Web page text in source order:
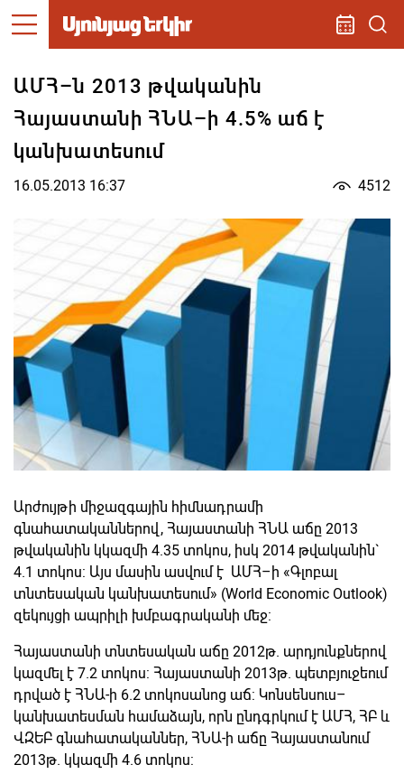
ԱՄՀ–ն 2013 թվականին
Հայաստանի ՀՆԱ–ի 4.5% աճ է
կանխատեսում
16.05.2013 16:37 4512
Արժույթի միջազգային հիմնադրամի
գնահատականներով, Հայաստանի ՀՆԱ աճը 2013
թվականին կկազմի 4.35 տոկոս, իսկ 2014 թվականին`
4.1 տոկոս: Այս մասին ասվում է ԱՄՀ–ի «Գլոբալ
տնտեսական կանխատեսում» (World Economic Outlook)
զեկույցի ապրիլի խմբագրականի մեջ:
Հայաստանի տնտեսական աճը 2012թ. արդյունքներով
կազմել է 7.2 տոկոս: Հայաստանի 2013թ. պետբյուջեում
դրված է ՀՆԱ-ի 6.2 տոկոսանոց աճ: Կոնսենսուս–
կանխատեսման համաձայն, որն ընդգրկում է ԱՄՀ, ՀԲ և
ՎԶԵԲ գնահատականներ, ՀՆԱ-ի աճը Հայաստանում
2013թ. կկազմի 4.6 տոկոս: